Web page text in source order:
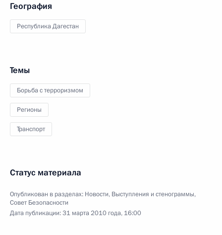
География
Республика Дагестан
Темы
Борьба с терроризмом
Регионы
Транспорт
Статус материала
Опубликован в разделах: Новости, Выступления и стенограммы,
Совет Безопасности
Дата публикации:31 марта 2010 года, 16:00